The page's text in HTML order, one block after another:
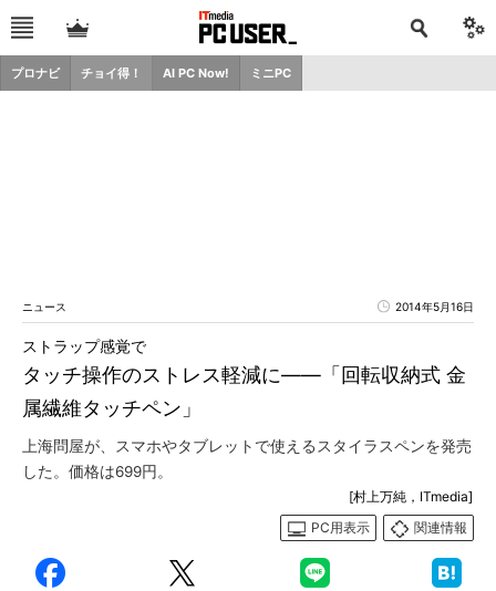
プロナビ チョイ得！ AI PC Now! ミニPC
ニュース 2014年5月16日
タッチ操作のストレス軽減に――「回転収納式 金
属繊維タッチペン」
ストラップ感覚で
上海問屋が、スマホやタブレットで使えるスタイラスペンを発売
した。価格は699円。
[村上万純，ITmedia]
PC用表示
関連情報